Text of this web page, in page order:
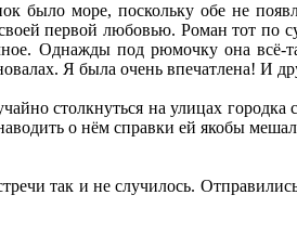
было море, поскольку обе не
первой любовью. Роман тот по
Однажды под рюмочку она всё-
Я была очень впечатлена! И
столкнуться на улицах
о нём справки ей якобы
так и не случилось.